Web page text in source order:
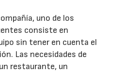
uno de los
consiste en
sin tener en cuenta el
Las necesidades de
restaurante, un